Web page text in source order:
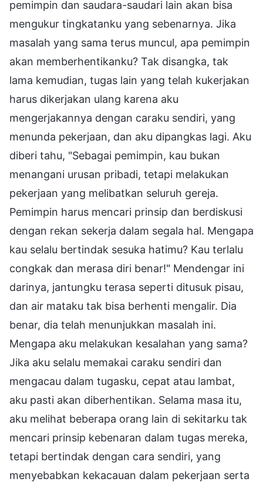
pemimpin dan saudara-saudari lain akan bisa
mengukur tingkatanku yang sebenarnya. Jika
masalah yang sama terus muncul, apa pemimpin
akan memberhentikanku? Tak disangka, tak
lama kemudian, tugas lain yang telah kukerjakan
harus dikerjakan ulang karena aku
mengerjakannya dengan caraku sendiri, yang
menunda pekerjaan, dan aku dipangkas lagi. Aku
diberi tahu, "Sebagai pemimpin, kau bukan
menangani urusan pribadi, tetapi melakukan
pekerjaan yang melibatkan seluruh gereja.
Pemimpin harus mencari prinsip dan berdiskusi
dengan rekan sekerja dalam segala hal. Mengapa
kau selalu bertindak sesuka hatimu? Kau terlalu
congkak dan merasa diri benar!" Mendengar ini
darinya, jantungku terasa seperti ditusuk pisau,
dan air mataku tak bisa berhenti mengalir. Dia
benar, dia telah menunjukkan masalah ini.
Mengapa aku melakukan kesalahan yang sama?
Jika aku selalu memakai caraku sendiri dan
mengacau dalam tugasku, cepat atau lambat,
aku pasti akan diberhentikan. Selama masa itu,
aku melihat beberapa orang lain di sekitarku tak
mencari prinsip kebenaran dalam tugas mereka,
tetapi bertindak dengan cara sendiri, yang
menyebabkan kekacauan dalam pekerjaan serta